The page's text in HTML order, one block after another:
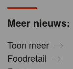
Meer nieuws:
Toon meer
Foodretail